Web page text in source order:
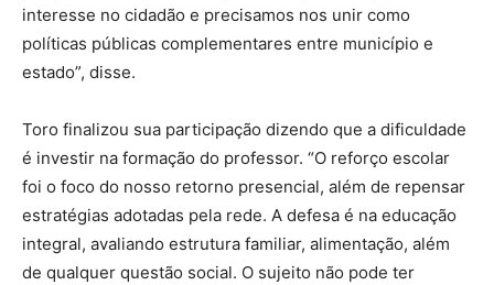
interesse no cidadão e precisamos nos unir como
políticas públicas complementares entre município e
estado”, disse.
Toro finalizou sua participação dizendo que a dificuldade
é investir na formação do professor. “O reforço escolar
foi o foco do nosso retorno presencial, além de repensar
estratégias adotadas pela rede. A defesa é na educação
integral, avaliando estrutura familiar, alimentação, além
de qualquer questão social. O sujeito não pode ter